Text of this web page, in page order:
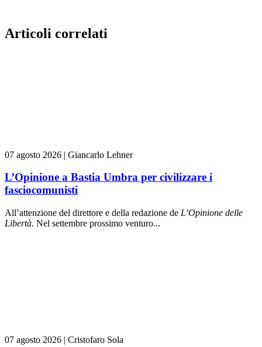
Articoli correlati
07 agosto 2026 | Giancarlo Lehner
L’Opinione a Bastia Umbra per civilizzare i
fasciocomunisti
All’attenzione del direttore e della redazione de L’Opinione delle
Libertà. Nel settembre prossimo venturo...
07 agosto 2026 | Cristofaro Sola